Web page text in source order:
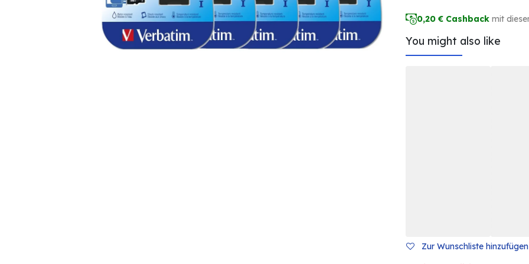
0,20 € Cashback mit
You might also like
Zur Wunschliste hinzufügen